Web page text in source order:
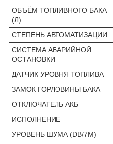
ОБЪЁМ ТОПЛИВНОГО БАКА
(Л)
СТЕПЕНЬ АВТОМАТИЗАЦИИ
СИСТЕМА АВАРИЙНОЙ
ОСТАНОВКИ
ДАТЧИК УРОВНЯ ТОПЛИВА
ЗАМОК ГОРЛОВИНЫ БАКА
ОТКЛЮЧАТЕЛЬ АКБ
ИСПОЛНЕНИЕ
УРОВЕНЬ ШУМА (DB/7М)